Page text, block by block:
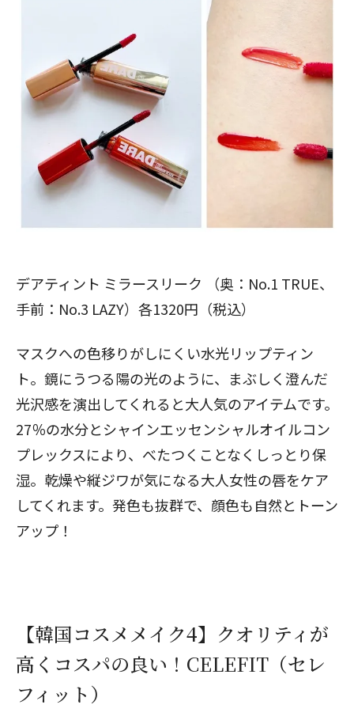
デアティント ミラースリーク （奥：No.1 TRUE、
手前：No.3 LAZY）各1320円（税込）
マスクへの色移りがしにくい水光リップティン
ト。鏡にうつる陽の光のように、まぶしく澄んだ
光沢感を演出してくれると大人気のアイテムです。
27％の水分とシャインエッセンシャルオイルコン
プレックスにより、べたつくことなくしっとり保
湿。乾燥や縦ジワが気になる大人女性の唇をケア
してくれます。発色も抜群で、顔色も自然とトーン
アップ！
【韓国コスメメイク4】クオリティが
高くコスパの良い！CELEFIT（セレ
フィット）